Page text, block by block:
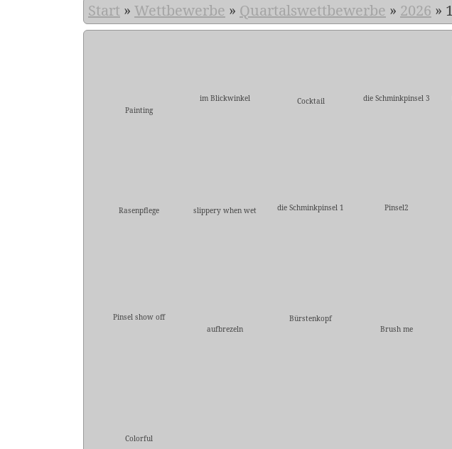
Start » Wettbewerbe » Quartalswettbewerbe » 2026 »
Painting
im Blickwinkel Cocktail die Schminkpinsel 3
Rasenpflege slippery when wet die Schminkpinsel 1 Pinsel2
Pinsel show off
aufbrezeln
Bürstenkopf
Brush me
Colorful